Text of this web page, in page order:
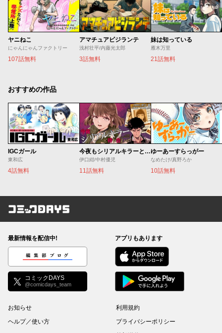
ヤニねこ
にゃんにゃんファクトリー
107話無料
アマチュアビジランテ
浅村壮平/内藤光太郎
3話無料
妹は知っている
雁木万里
21話無料
おすすめの作品
IGCガール
東和広
4話無料
今夜もシリアルキラーと待ち合わせ
伊口紺/中村優児
11話無料
ゆーあーすらっがー
なめたけ/真野ろか
10話無料
コミックDAYS
最新情報を配信中!
編集部ブログ
コミックDAYS
@comicdays_team
アプリもあります
お知らせ
ヘルプ／使い方
利用規約
プライバシーポリシー